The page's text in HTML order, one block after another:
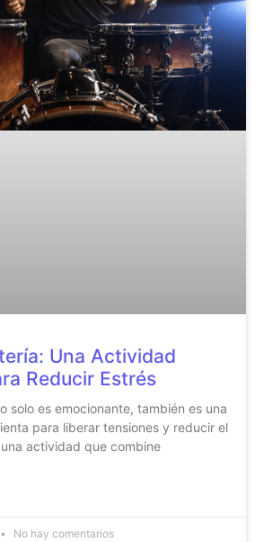
Una Actividad
Reducir Estrés
solo es emocionante, también es una
para liberar tensiones y reducir el
actividad que combine
No hay comentarios